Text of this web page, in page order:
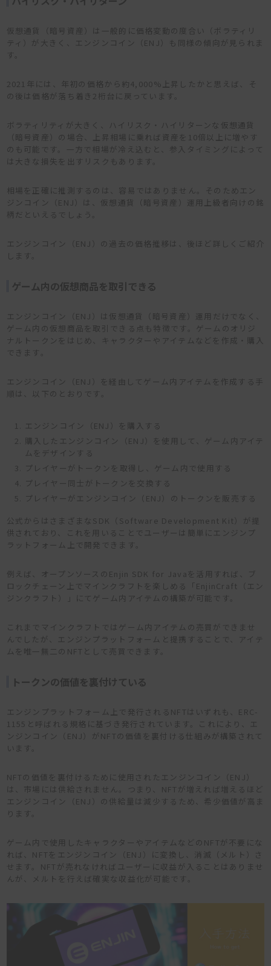
仮想通貨（暗号資産）は一般的に価格変動の度合い（ボラティリ
ティ）が大きく、エンジンコイン（ENJ）も同様の傾向が見られま
す。
2021年には、年初の価格から約4,000%上昇したかと思えば、そ
の後は価格が落ち着き2桁台に戻っています。
ボラティリティが大きく、ハイリスク・ハイリターンな仮想通貨
（暗号資産）の場合、上昇相場に乗れば資産を10倍以上に増やす
のも可能です。一方で相場が冷え込むと、参入タイミングによって
は大きな損失を出すリスクもあります。
相場を正確に推測するのは、容易ではありません。そのためエン
ジンコイン（ENJ）は、仮想通貨（暗号資産）運用上級者向けの銘
柄だといえるでしょう。
エンジンコイン（ENJ）の過去の価格推移は、後ほど詳しくご紹介
します。
ゲーム内の仮想商品を取引できる
エンジンコイン（ENJ）は仮想通貨（暗号資産）運用だけでなく、
ゲーム内の仮想商品を取引できる点も特徴です。ゲームのオリジ
ナルトークンをはじめ、キャラクターやアイテムなどを作成・購入
できます。
エンジンコイン（ENJ）を経由してゲーム内アイテムを作成する手
順は、以下のとおりです。
エンジンコイン（ENJ）を購入する
購入したエンジンコイン（ENJ）を使用して、ゲーム内アイテ
ムをデザインする
プレイヤーがトークンを取得し、ゲーム内で使用する
プレイヤー同士がトークンを交換する
プレイヤーがエンジンコイン（ENJ）のトークンを販売する
公式からはさまざまなSDK（Software Development Kit）が提
供されており、これを用いることでユーザーは簡単にエンジンプ
ラットフォーム上で開発できます。
例えば、オープンソースのEnjin SDK for Javaを活用すれば、ブ
ロックチェーン上でマインクラフトを楽しめる「EnjinCraft（エン
ジンクラフト）」にてゲーム内アイテムの構築が可能です。
これまでマインクラフトではゲーム内アイテムの売買ができませ
んでしたが、エンジンプラットフォームと提携することで、アイテ
ムを唯一無二のNFTとして売買できます。
トークンの価値を裏付けている
エンジンプラットフォーム上で発行されるNFTはいずれも、ERC-
1155と呼ばれる規格に基づき発行されています。これにより、エ
ンジンコイン（ENJ）がNFTの価値を裏付ける仕組みが構築されて
います。
NFTの価値を裏付けるために使用されたエンジンコイン（ENJ）
は、市場には供給されません。つまり、NFTが増えれば増えるほど
エンジンコイン（ENJ）の供給量は減少するため、希少価値が高ま
ります。
ゲーム内で使用したキャラクターやアイテムなどのNFTが不要にな
れば、NFTをエンジンコイン（ENJ）に変換し、消滅（メルト）さ
せます。NFTが売れなければユーザーに収益が入ることはありませ
んが、メルトを行えば確実な収益化が可能です。